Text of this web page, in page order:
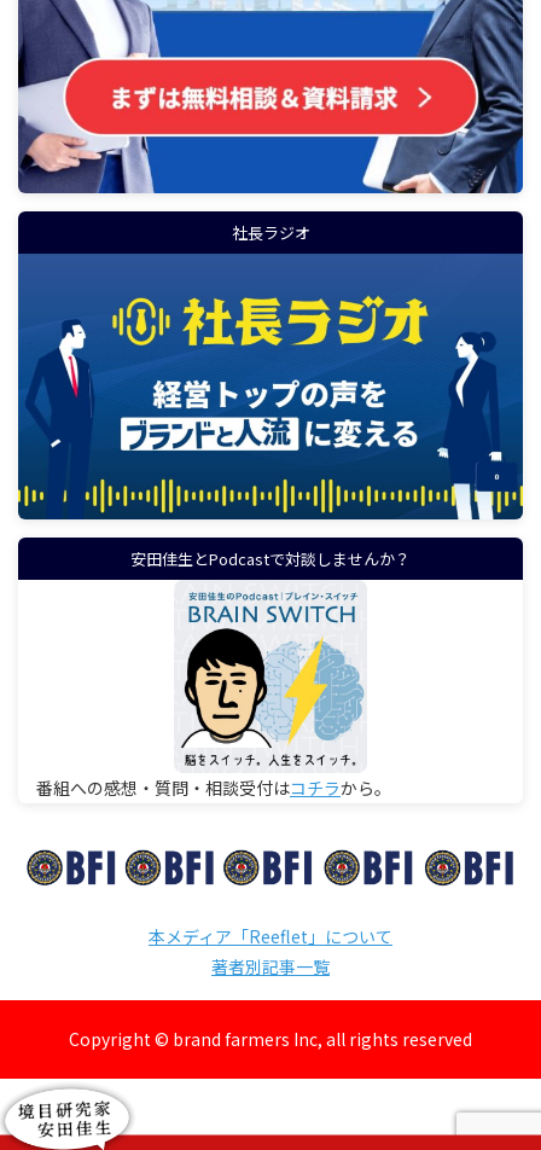
社長ラジオ
安田佳生とPodcastで対談しませんか？
番組への感想・質問・相談受付はコチラから。
本メディア「Reeflet」について
著者別記事一覧
Copyright © brand farmers Inc, all rights reserved